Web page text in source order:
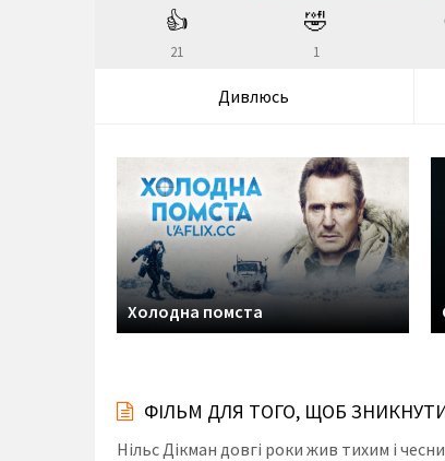
👍
21
🤣
1
Дивлюсь
Холодна помста
ФІЛЬМ ДЛЯ ТОГО, ЩОБ
Нільс Дікман довгі роки жив тихим і